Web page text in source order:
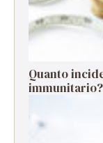
Quanto
immunitario?